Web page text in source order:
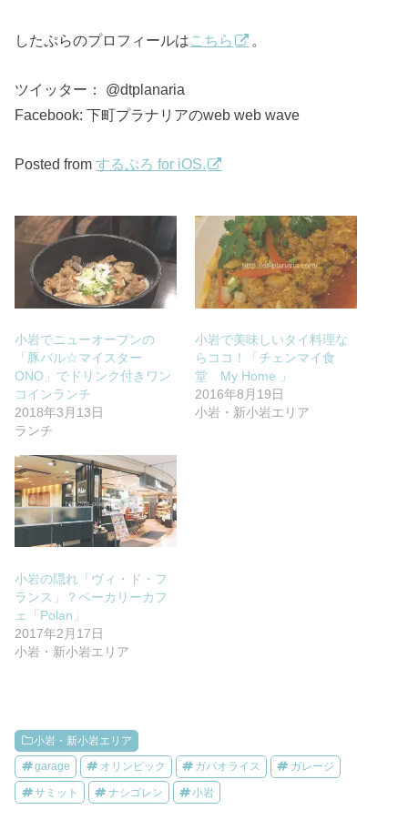
したぷらのプロフィールはこちら 。
ツイッター： @dtplanaria
Facebook: 下町プラナリアのweb web wave
Posted fromするぷろ for iOS.
小岩でニューオープンの
「豚バル☆マイスター
ONO」でドリンク付きワン
コインランチ
2018年3月13日
ランチ
小岩で美味しいタイ料理な
らココ！「チェンマイ食
堂 My Home 」
2016年8月19日
小岩・新小岩エリア
小岩の隠れ「ヴィ・ド・フ
ランス」？ベーカリーカフ
ェ「Polan」
2017年2月17日
小岩・新小岩エリア
小岩・新小岩エリア
garage オリンピック ガパオライス ガレージ
サミット ナシゴレン 小岩